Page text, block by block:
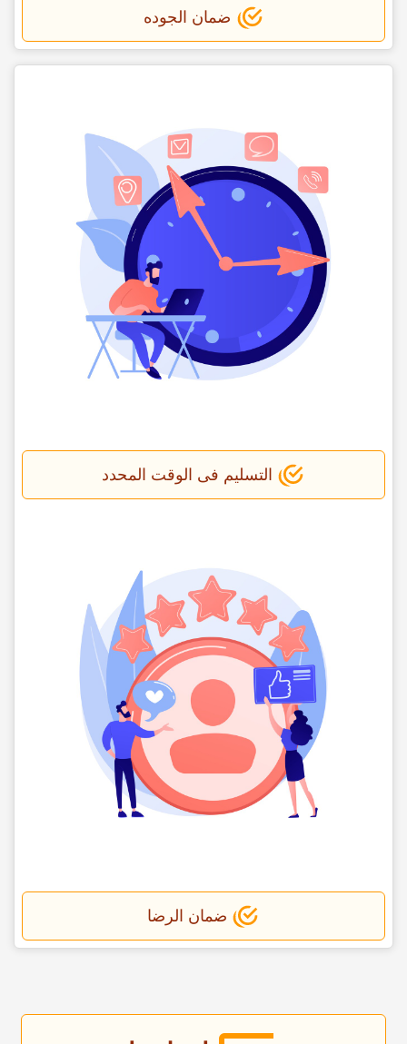
ضمان الجوده
التسلیم فی الوقت المحدد
ضمان الرضا